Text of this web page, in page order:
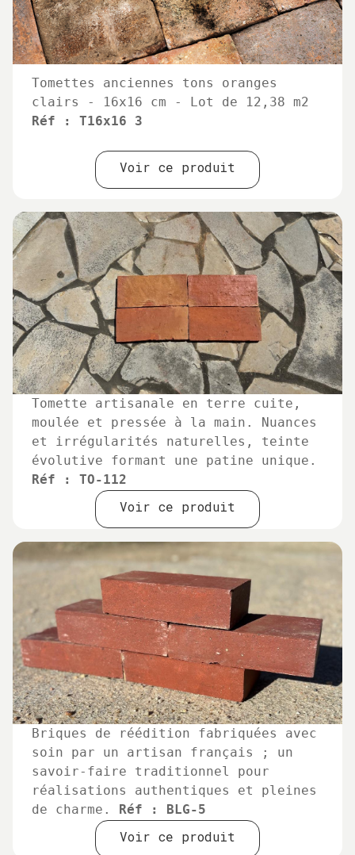
Tomettes anciennes tons oranges
clairs - 16x16 cm - Lot de 12,38 m2
Réf : T16x16 3
Voir ce produit
Tomette artisanale en terre cuite,
moulée et pressée à la main. Nuances
et irrégularités naturelles, teinte
évolutive formant une patine unique.
Réf : TO-112
Voir ce produit
Briques de réédition fabriquées avec
soin par un artisan français ; un
savoir-faire traditionnel pour
réalisations authentiques et pleines
de charme.
Réf : BLG-5
Voir ce produit